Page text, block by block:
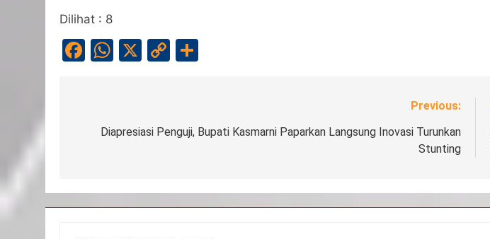
Dilihat : 8
Facebook
WhatsApp
X
Copy
Previous:
Diapresiasi Penguji, Bupati Kasmarni Paparkan Langsung Inovasi Turunkan
Stunting